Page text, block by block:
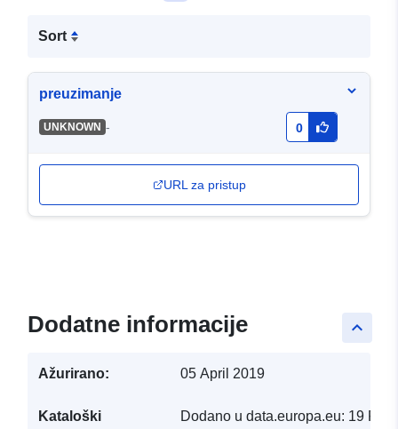
Sort
preuzimanje
UNKNOWN - 0
URL za pristup
keyboard_arrow_up
Dodatne informacije
Ažurirano: 05 April 2019
Kataloški
Dodano u data.europa.eu: 19